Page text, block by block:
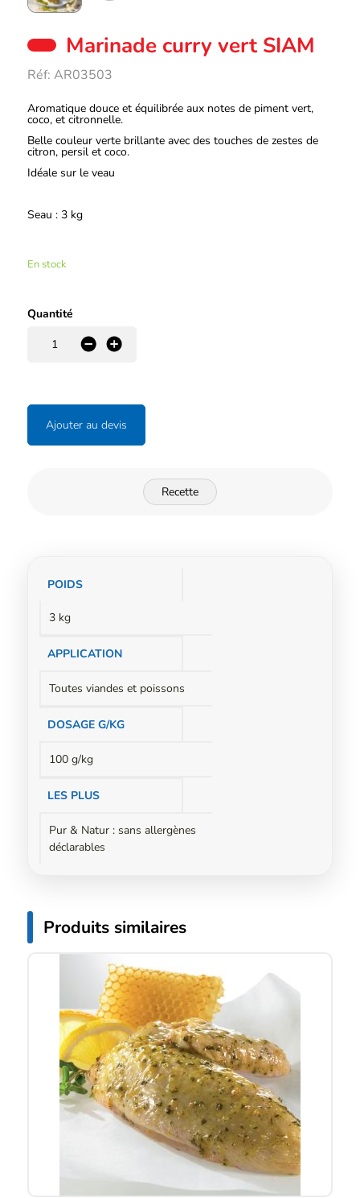
Marinade curry vert SIAM
Réf: AR03503
Description
Aromatique douce et équilibrée aux notes de piment vert,
coco, et citronnelle.
Belle couleur verte brillante avec des touches de zestes de
citron, persil et coco.
Idéale sur le veau
Seau : 3 kg
En stock
Quantité
+
-
Ajouter au devis
Recette
Informations
POIDS
3 kg
APPLICATION
Toutes viandes et poissons
DOSAGE G/KG
100 g/kg
LES PLUS
Pur & Natur : sans allergènes
déclarables
Produits similaires